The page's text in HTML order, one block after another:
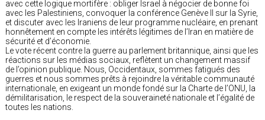
avec cette logique mortifère : obliger Israel à négocier de bonne foi
avec les Palestiniens, convoquer la conférence Genève II sur la Syrie,
et discuter avec les Iraniens de leur programme nucléaire, en prenant
honnêtement en compte les intérêts légitimes de l’Iran en matière de
sécurité et d’économie.
Le vote récent contre la guerre au parlement britannique, ainsi que les
réactions sur les médias sociaux, reflètent un changement massif
de l’opinion publique. Nous, Occidentaux, sommes fatigués des
guerres et nous sommes prêts à rejoindre la véritable communauté
internationale, en exigeant un monde fondé sur la Charte de l’ONU, la
démilitarisation, le respect de la souveraineté nationale et l’égalité de
toutes les nations.